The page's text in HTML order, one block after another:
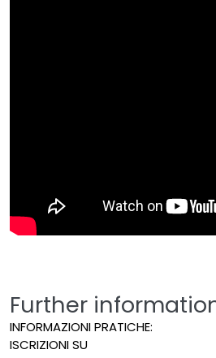
Further
INFORMAZIONI PRATICHE:
ISCRIZIONI SU